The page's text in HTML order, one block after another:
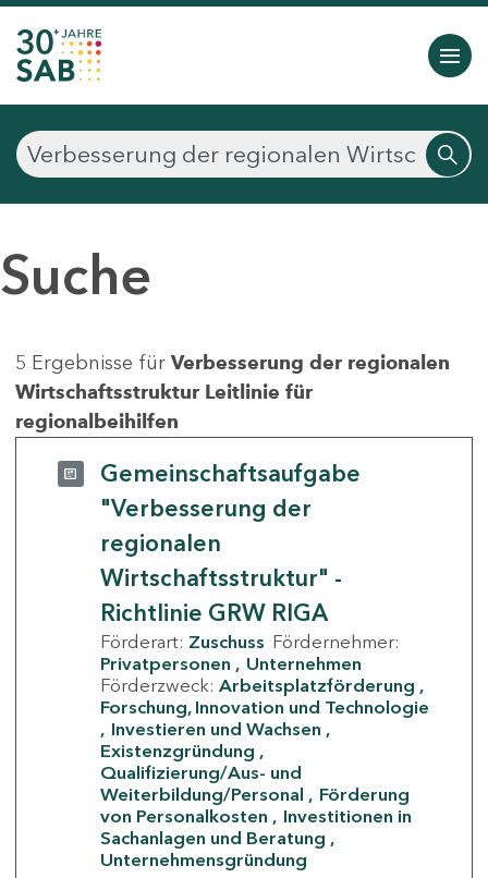
Suche
5 Ergebnisse für Verbesserung der regionalen
Wirtschaftsstruktur Leitlinie für
regionalbeihilfen
Gemeinschaftsaufgabe
"Verbesserung der
regionalen
Wirtschaftsstruktur" -
Richtlinie GRW RIGA
Förderart: Zuschuss Fördernehmer:
Privatpersonen
Unternehmen
Förderzweck: Arbeitsplatzförderung
Forschung, Innovation und Technologie
Investieren und Wachsen
Existenzgründung
Qualifizierung/Aus- und
Weiterbildung/Personal
Förderung
von Personalkosten
Investitionen in
Sachanlagen und Beratung
Unternehmensgründung